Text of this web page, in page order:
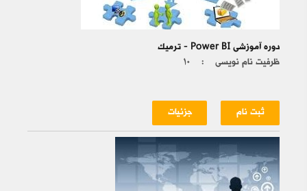
دوره آموزشی Power BI - ترمیک
ظرفیت نام نویسی : ۱۰
ثبت نام جزئیات